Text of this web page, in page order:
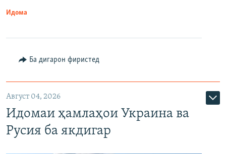
Идома
Ба дигарон фиристед
Август 04, 2026
Идомаи ҳамлаҳои Украина ва
Русия ба якдигар